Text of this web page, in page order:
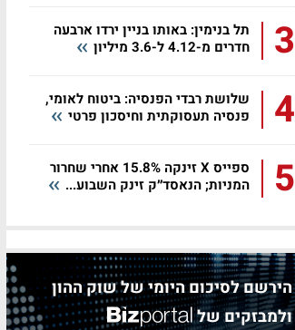
3
תל בנימין: באותו בניין ירדו ארבעה
חדרים מ-4.12 ל-3.6 מיליון
4
שלושת רבדי הפנסיה: ביטוח לאומי,
פנסיה תעסוקתית וחיסכון פרטי
5
ספייס X זינקה 15.8% אחרי שחרור
המניות; הנאסד״ק זינק השבוע...
הירשם לסיכום היומי של שוק ההון
ולמבזקים של